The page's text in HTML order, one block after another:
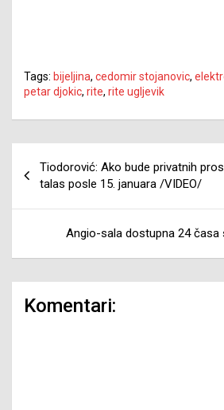
Tags: bijeljina, cedomir stojanovic,
petar djokic, rite, rite ugljevik
članaka
Tiodorović: Ako bude privatnih
talas posle 15. januara /VIDEO/
Angio-sala dostupna 24 časa
Komentari: